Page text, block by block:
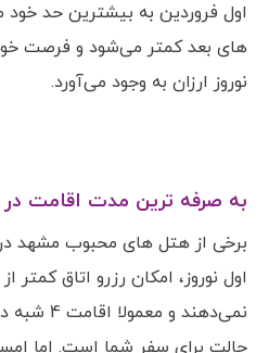
اول فروردین به بیشترین حد خود
های بعد کمتر می‌شود و فرصت
نوروز ارزان به وجود می‌آورد.
به صرفه ترین مدت اقامت در
برخی از هتل های محبوب مشهد در
نمی‌دهند
حالت برای سفر شما است. اما